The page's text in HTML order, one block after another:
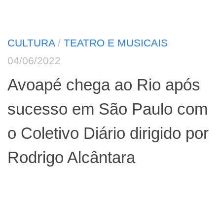
CULTURA/ TEATRO E MUSICAIS
04/06/2022
Avoapé chega ao Rio após
sucesso em São Paulo com
o Coletivo Diário dirigido por
Rodrigo Alcântara